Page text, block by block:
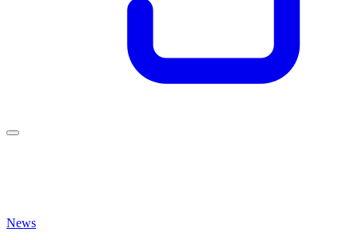
News